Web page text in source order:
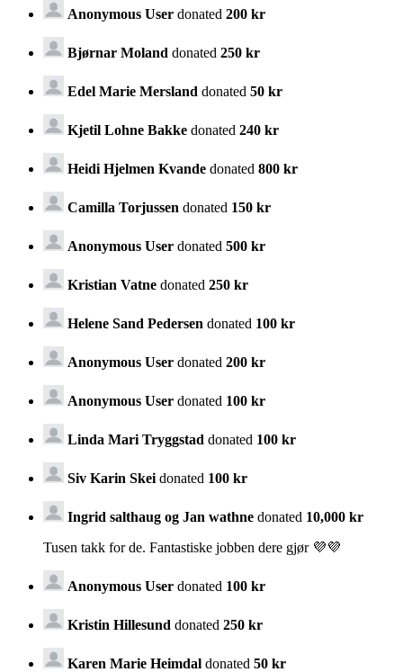
Anonymous User donated 200 kr
Bjørnar Moland donated 250 kr
Edel Marie Mersland donated 50 kr
Kjetil Lohne Bakke donated 240 kr
Heidi Hjelmen Kvande donated 800 kr
Camilla Torjussen donated 150 kr
Anonymous User donated 500 kr
Kristian Vatne donated 250 kr
Helene Sand Pedersen donated 100 kr
Anonymous User donated 200 kr
Anonymous User donated 100 kr
Linda Mari Tryggstad donated 100 kr
Siv Karin Skei donated 100 kr
Ingrid salthaug og Jan wathne donated 10,000 kr
Tusen takk for de. Fantastiske jobben dere gjør 💜💜
Anonymous User donated 100 kr
Kristin Hillesund donated 250 kr
Karen Marie Heimdal donated 50 kr